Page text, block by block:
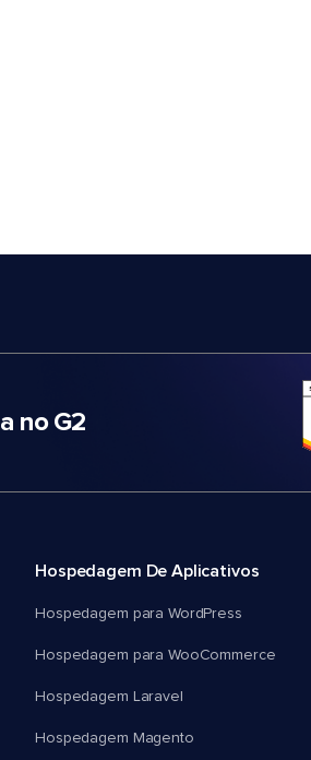
no G2
Hospedagem De Aplicativos
Hospedagem para WordPress
Hospedagem para WooCommerce
Hospedagem Laravel
Hospedagem Magento